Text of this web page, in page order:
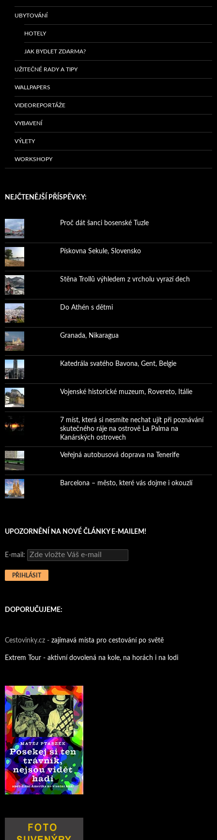
UBYTOVÁNÍ
HOTELY
JAK BYDLET ZDARMA?
UŽITEČNÉ RADY A TIPY
WALLPAPERS
VIDEOREPORTÁŽE
VYBAVENÍ
VÝLETY
WORKSHOPY
NEJČTENĚJŠÍ PŘÍSPĚVKY:
Proč dát šanci bosenské Tuzle
Pískovna Sekule, Slovensko
Stěna Trollů výhledem z vrcholu vyrazí dech
Do Athén s dětmi
Granada, Nikaragua
Katedrála svatého Bavona, Gent, Belgie
Vojenské historické muzeum, Rovereto, Itálie
7 míst, která si nesmíte nechat ujít při poznávání
skutečného ráje na ostrově La Palma na
Kanárských ostrovech
Veřejná autobusová doprava na Tenerife
Barcelona – město, které vás dojme i okouzlí
UPOZORNĚNÍ NA NOVÉ ČLÁNKY E-MAILEM!
E-mail:
DOPORUČUJEME:
Cestovinky.cz - zajímavá místa pro cestování po světě
Extrem Tour - aktivní dovolená na kole, na horách i na lodi